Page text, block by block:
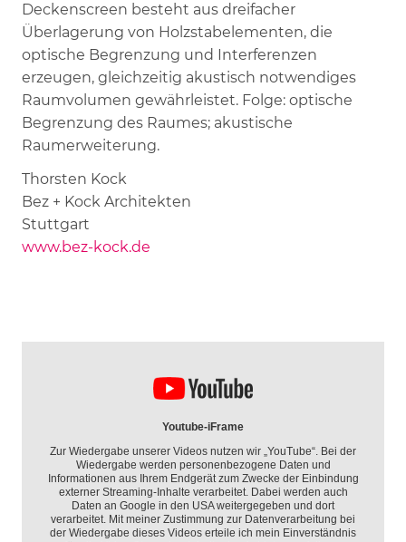
Deckenscreen besteht aus dreifacher
Überlagerung von Holzstabelementen, die
optische Begrenzung und Interferenzen
erzeugen, gleichzeitig akustisch notwendiges
Raumvolumen gewährleistet. Folge: optische
Begrenzung des Raumes; akustische
Raumerweiterung.
Thorsten Kock
Bez + Kock Architekten
Stuttgart
www.bez-kock.de